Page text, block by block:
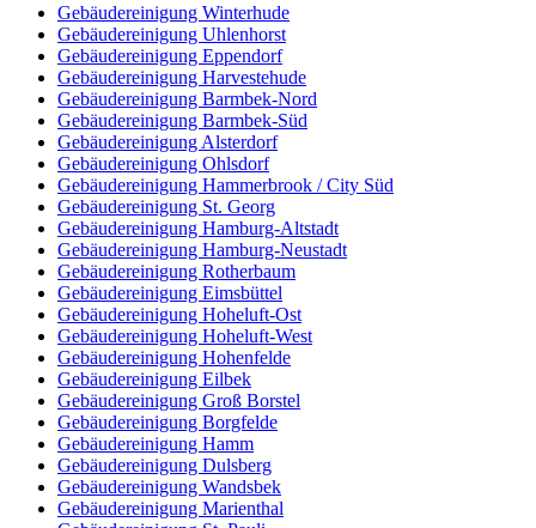
Gebäudereinigung Winterhude
Gebäudereinigung Uhlenhorst
Gebäudereinigung Eppendorf
Gebäudereinigung Harvestehude
Gebäudereinigung Barmbek-Nord
Gebäudereinigung Barmbek-Süd
Gebäudereinigung Alsterdorf
Gebäudereinigung Ohlsdorf
Gebäudereinigung Hammerbrook / City Süd
Gebäudereinigung St. Georg
Gebäudereinigung Hamburg-Altstadt
Gebäudereinigung Hamburg-Neustadt
Gebäudereinigung Rotherbaum
Gebäudereinigung Eimsbüttel
Gebäudereinigung Hoheluft-Ost
Gebäudereinigung Hoheluft-West
Gebäudereinigung Hohenfelde
Gebäudereinigung Eilbek
Gebäudereinigung Groß Borstel
Gebäudereinigung Borgfelde
Gebäudereinigung Hamm
Gebäudereinigung Dulsberg
Gebäudereinigung Wandsbek
Gebäudereinigung Marienthal